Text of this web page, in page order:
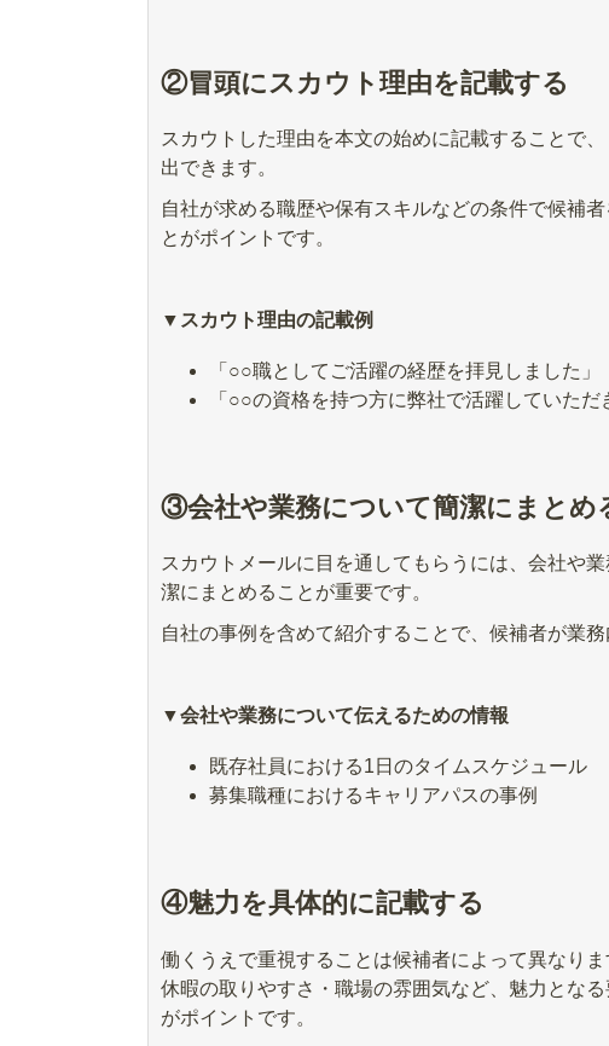
②冒頭にスカウト理由を記載する
スカウトした理由を本文の始めに記載することで
出できます。
自社が求める職歴や保有スキルなどの条件で候補
とがポイントです。
▼スカウト理由の記載例
「○○職としてご活躍の経歴を拝見しました」
「○○の資格を持つ方に弊社で活躍していただ
③会社や業務について簡潔にまとめ
スカウトメールに目を通してもらうには、会社や
潔にまとめることが重要です。
自社の事例を含めて紹介することで、候補者が業
▼会社や業務について伝えるための情報
既存社員における1日のタイムスケジュール
募集職種におけるキャリアパスの事例
④魅力を具体的に記載する
働くうえで重視することは候補者によって異なり
休暇の取りやすさ・職場の雰囲気など、魅力とな
がポイントです。